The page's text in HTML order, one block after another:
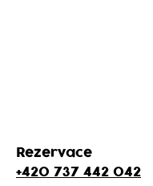
Rezervace
+420 737 442 042